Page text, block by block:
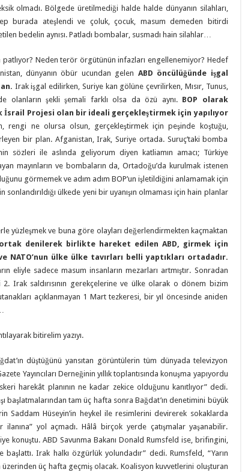
olmadı. Bölgede üretilmediği halde halde dünyanın silahları,
burada ateşlendi ve çoluk, çocuk, masum demeden bitirdi
bedelin aynısı. Patladı bombalar, susmadı hain silahlar…
Neden terör örgütünün infazları engellenemiyor? Hedef
dünyanın öbür ucundan gelen ABD öncülüğünde işgal
Irak işgal edilirken, Suriye kan gölüne çevrilirken, Mısır, Tunus,
olanların şekli şemali farklı olsa da özü aynı. BOP olarak
İsrail Projesi olan bir ideali gerçekleştirmek için yapılıyor
rengi ne olursa olsun, gerçekleştirmek için peşinde koştuğu,
bir plan. Afganistan, Irak, Suriye ortada. Suruç’taki bomba
sözleri ile aslında geliyorum diyen katliamın amacı; Türkiye
mayınların ve bombaların da, Ortadoğu’da kurulmak istenen
görmemek ve adım adım BOP’un işletildiğini anlamamak için
ülkede yeni bir uyanışın olmaması için hain planlar
yüzleşmek ve buna göre olayları değerlendirmekten kaçmaktan
denilerek birlikte hareket edilen ABD, girmek için
NATO’nun ülke ülke tavırları belli yaptıkları ortadadır.
eliyle sadece masum insanların mezarları artmıştır. Sonradan
Irak saldırısının gerekçelerine ve ülke olarak o dönem bizim
açıklanmayan 1 Mart tezkeresi, bir yıl öncesinde aniden
bitirelim yazıyı.
düştüğünü yansıtan görüntülerin tüm dünyada televizyon
Yayıncıları Derneğinin yıllık toplantısında konuşma yapıyordu
harekât planının ne kadar zekice olduğunu kanıtlıyor” dedi.
başlatmalarından tam üç hafta sonra Bağdat’ın denetimini büyük
Saddam Hüseyin’in heykel ile resimlerini devirerek sokaklarda
ilanına” yol açmadı. Hâlâ birçok yerde çatışmalar yaşanabilir.
konuştu. ABD Savunma Bakanı Donald Rumsfeld ise, brifingini,
Irak halkı özgürlük yolundadır” dedi. Rumsfeld, “Yarın
üzerinden üç hafta geçmiş olacak. Koalisyon kuvvetlerini oluşturan